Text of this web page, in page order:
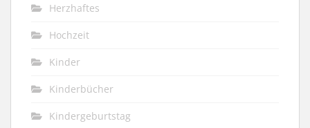
Herzhaftes
Hochzeit
Kinder
Kinderbücher
Kindergeburtstag